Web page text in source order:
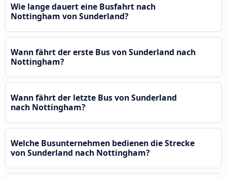
Wie lange dauert eine Busfahrt nach
Nottingham von Sunderland?
Wann fährt der erste Bus von Sunderland nach
Nottingham?
Wann fährt der letzte Bus von Sunderland
nach Nottingham?
Welche Busunternehmen bedienen die Strecke
von Sunderland nach Nottingham?